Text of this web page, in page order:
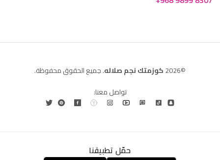
©2026 كوزمتك نجم صلاله. جميع الحقوق محفوظة.
تواصل معنا:
حمّل تطبيقنا